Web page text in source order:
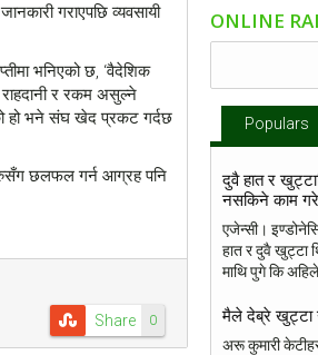
गराएपछि व्यवसायी
भनिएको छ, ‘वैदेशिक
राहदानी र रकम असुल्ने
हो भने संघ खेद प्रकट गर्दछ
छलफल गर्न आग्रह पनि
0
Share
ONLINE
Populars
दुवै हात र
नसकिने काम
एजेन्सी।
हात र दुवै खुट्टा
माथि पुगे कि अहिले
मैले देब्रे खुट्टा
अरू कुमारी